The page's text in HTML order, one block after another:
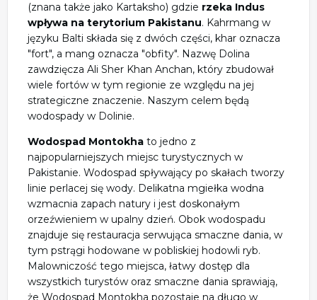
(znana także jako Kartaksho) gdzie rzeka Indus
wpływa na terytorium Pakistanu. Kahrmang w
języku Balti składa się z dwóch części, khar oznacza
"fort", a mang oznacza "obfity". Nazwę Dolina
zawdzięcza Ali Sher Khan Anchan, który zbudował
wiele fortów w tym regionie ze względu na jej
strategiczne znaczenie. Naszym celem będą
wodospady w Dolinie.
Wodospad Montokha to jedno z
najpopularniejszych miejsc turystycznych w
Pakistanie. Wodospad spływający po skałach tworzy
linie perlacej się wody. Delikatna mgiełka wodna
wzmacnia zapach natury i jest doskonałym
orzeźwieniem w upalny dzień. Obok wodospadu
znajduje się restauracja serwująca smaczne dania, w
tym pstrągi hodowane w pobliskiej hodowli ryb.
Malowniczość tego miejsca, łatwy dostęp dla
wszystkich turystów oraz smaczne dania sprawiają,
że Wodospad Montokha pozostaje na długo w